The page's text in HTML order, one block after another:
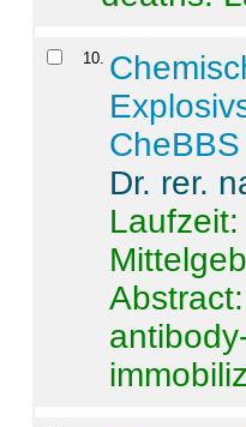
10
CheBBS
Dr. rer.
Abstract: